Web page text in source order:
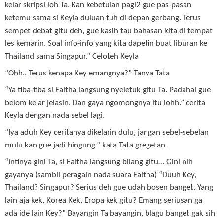
kelar skripsi loh Ta. Kan kebetulan pagi2 gue pas-pasan
ketemu sama si Keyla duluan tuh di depan gerbang. Terus
sempet debat gitu deh, gue kasih tau bahasan kita di tempat
les kemarin. Soal info-info yang kita dapetin buat liburan ke
Thailand sama Singapur.” Celoteh Keyla
“Ohh.. Terus kenapa Key emangnya?” Tanya Tata
“Ya tiba-tiba si Faitha langsung nyeletuk gitu Ta. Padahal gue
belom kelar jelasin. Dan gaya ngomongnya itu lohh.” cerita
Keyla dengan nada sebel lagi.
“Iya aduh Key ceritanya dikelarin dulu, jangan sebel-sebelan
mulu kan gue jadi bingung.” kata Tata gregetan.
“Intinya gini Ta, si Faitha langsung bilang gitu… Gini nih
gayanya (sambil peragain nada suara Faitha) “Duuh Key,
Thailand? Singapur? Serius deh gue udah bosen banget. Yang
lain aja kek, Korea Kek, Eropa kek gitu? Emang seriusan ga
ada ide lain Key?” Bayangin Ta bayangin, blagu banget gak sih